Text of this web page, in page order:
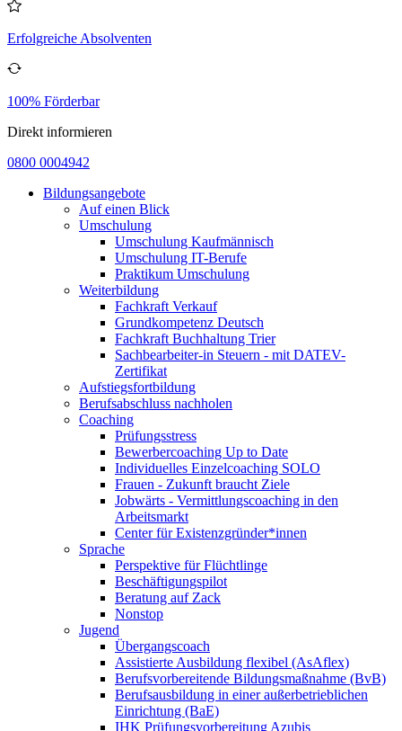
Erfolgreiche Absolventen
100% Förderbar
Direkt informieren
0800 0004942
Bildungsangebote
Auf einen Blick
Umschulung
Umschulung Kaufmännisch
Umschulung IT-Berufe
Praktikum Umschulung
Weiterbildung
Fachkraft Verkauf
Grundkompetenz Deutsch
Fachkraft Buchhaltung Trier
Sachbearbeiter-in Steuern - mit DATEV-
Zertifikat
Aufstiegsfortbildung
Berufsabschluss nachholen
Coaching
Prüfungsstress
Bewerbercoaching Up to Date
Individuelles Einzelcoaching SOLO
Frauen - Zukunft braucht Ziele
Jobwärts - Vermittlungscoaching in den
Arbeitsmarkt
Center für Existenzgründer*innen
Sprache
Perspektive für Flüchtlinge
Beschäftigungspilot
Beratung auf Zack
Nonstop
Jugend
Übergangscoach
Assistierte Ausbildung flexibel (AsAflex)
Berufsvorbereitende Bildungsmaßnahme (BvB)
Berufsausbildung in einer außerbetrieblichen
Einrichtung (BaE)
IHK Prüfungsvorbereitung Azubis